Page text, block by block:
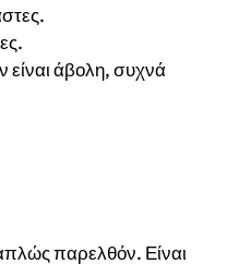
είναι άβολη, συχνά
παρελθόν. Είναι